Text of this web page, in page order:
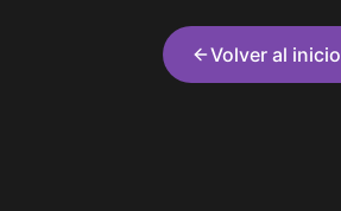
Volver al inicio